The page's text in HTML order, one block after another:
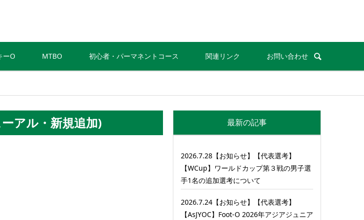
ーO MTBO 初心者・パーマネントコース 関連リンク お問い合わせ
アル・新規追加) 最新の記事
2026.7.28【お知らせ】【代表選考】
【WCup】ワールドカップ第３戦の男子選
手1名の追加選考について
2026.7.24【お知らせ】【代表選考】
【AsJYOC】Foot-O 2026年アジアジュニア